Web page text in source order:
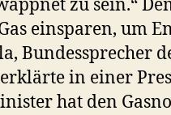
zu sein.“
einsparen, um
Bundessprecher
in einer
hat den